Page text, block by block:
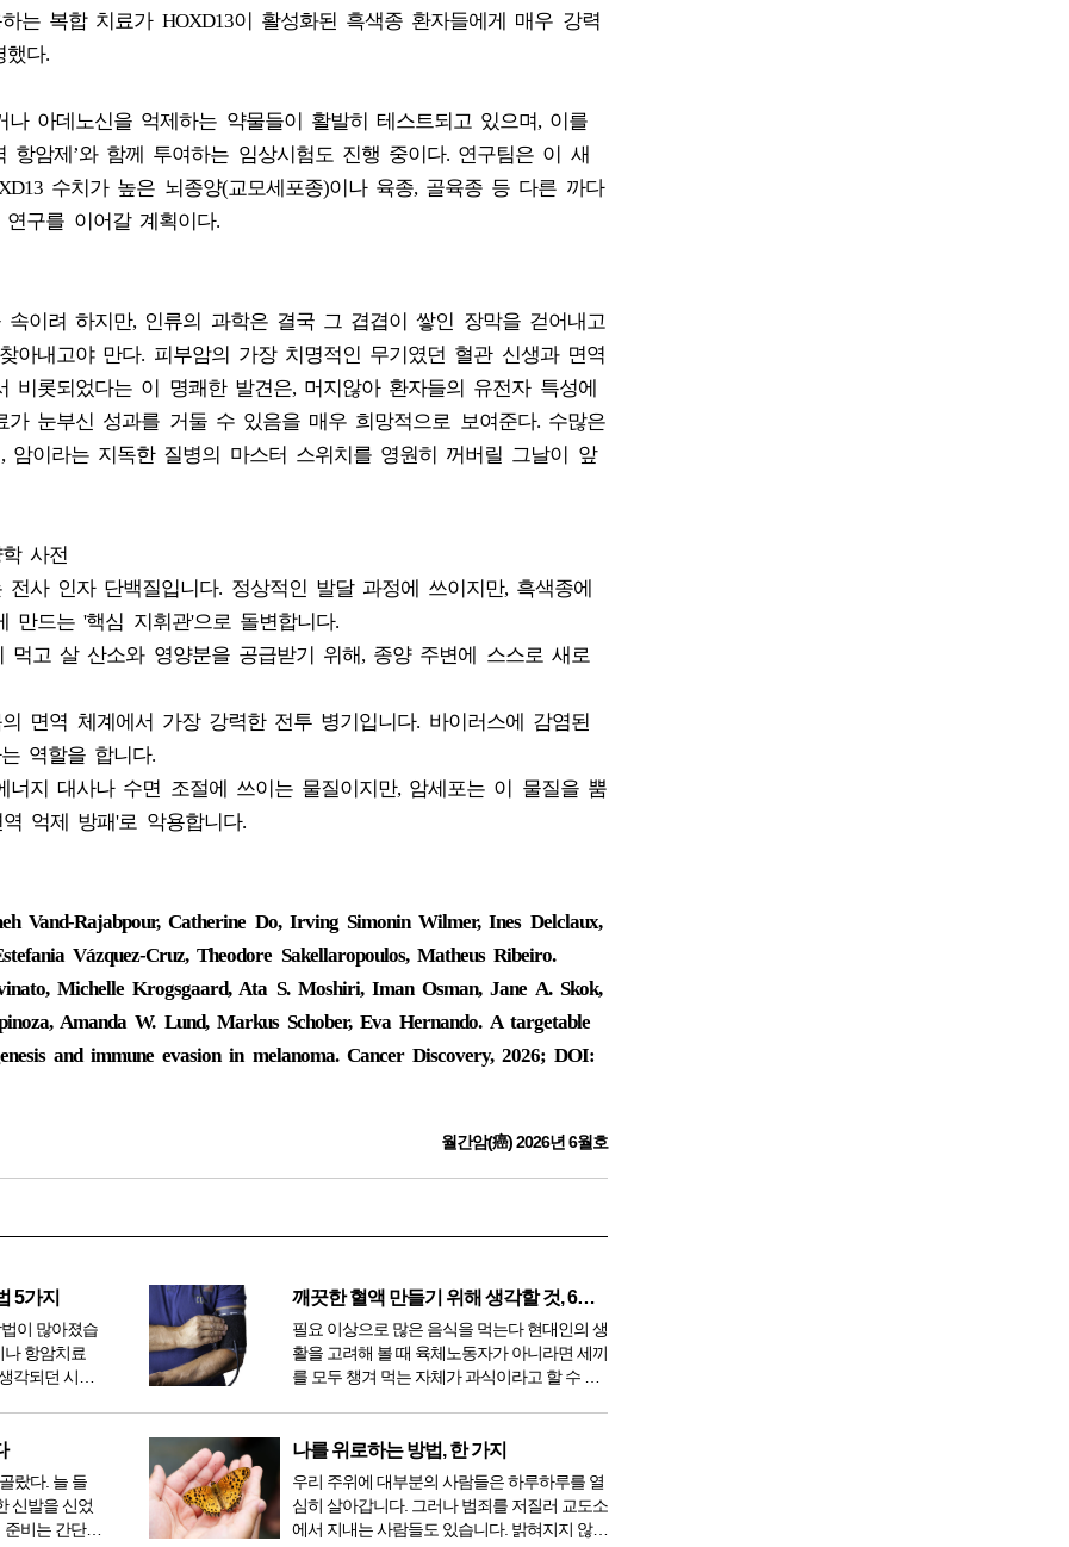
는 복합 치료가 HOXD13이 활성화된 흑색종 환자들에게 매우 강력
다.
아데노신을 억제하는 약물들이 활발히 테스트되고 있으며, 이를
항암제’와 함께 투여하는 임상시험도 진행 중이다. 연구팀은 이 새
수치가 높은 뇌종양(교모세포종)이나 육종, 골육종 등 다른 까다
구를 이어갈 계획이다.
이려 하지만, 인류의 과학은 결국 그 겹겹이 쌓인 장막을 걷어내고
아내고야 만다. 피부암의 가장 치명적인 무기였던 혈관 신생과 면역
비롯되었다는 이 명쾌한 발견은, 머지않아 환자들의 유전자 특성에
눈부신 성과를 거둘 수 있음을 매우 희망적으로 보여준다. 수많은
암이라는 지독한 질병의 마스터 스위치를 영원히 꺼버릴 그날이 앞
사전
사 인자 단백질입니다. 정상적인 발달 과정에 쓰이지만, 흑색종에
만드는 '핵심 지휘관'으로 돌변합니다.
먹고 살 산소와 영양분을 공급받기 위해, 종양 주변에 스스로 새로
면역 체계에서 가장 강력한 전투 병기입니다. 바이러스에 감염된
역할을 합니다.
너지 대사나 수면 조절에 쓰이는 물질이지만, 암세포는 이 물질을 뿜
억제 방패'로 악용합니다.
Vand-Rajabpour, Catherine Do, Irving Simonin Wilmer, Ines Delclaux,
Vázquez-Cruz, Theodore Sakellaropoulos, Matheus Ribeiro.
Michelle Krogsgaard, Ata S. Moshiri, Iman Osman, Jane A. Skok,
Amanda W. Lund, Markus Schober, Eva Hernando. A targetable
and immune evasion in melanoma. Cancer Discovery, 2026; DOI:
월간암(癌) 2026년 6월호
5가지
이 많아졌습
나 항암치료
각되던 시절
방법이 하나
깨끗한 혈액 만들기 위해 생각할 것, 6가지
필요 이상으로 많은 음식을 먹는다 현대인의 생
활을 고려해 볼 때 육체노동자가 아니라면 세끼
를 모두 챙겨 먹는 자체가 과식이라고 할 수 있
점심, 저녁을 습관적으로 음식을 섭취한다. 게
다...
랐다. 늘 들
신발을 신었
비는 간단했
나를 위로하는 방법, 한 가지
우리 주위에 대부분의 사람들은 하루하루를 열
심히 살아갑니다. 그러나 범죄를 저질러 교도소
에서 지내는 사람들도 있습니다. 밝혀지지 않았